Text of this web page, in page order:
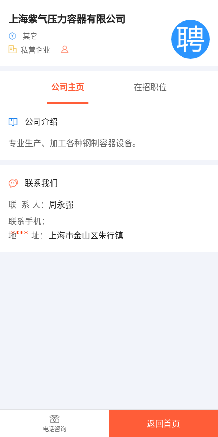
上海紫气压力容器有限公司
其它
私营企业
公司主页 在招职位
公司介绍
专业生产、加工各种钢制容器设备。
联系我们
联 系 人： 周永强
联系手机：
****
地 址： 上海市金山区朱行镇
电话咨询
返回首页